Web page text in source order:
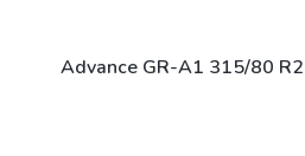
Advance GR-A1 315/80